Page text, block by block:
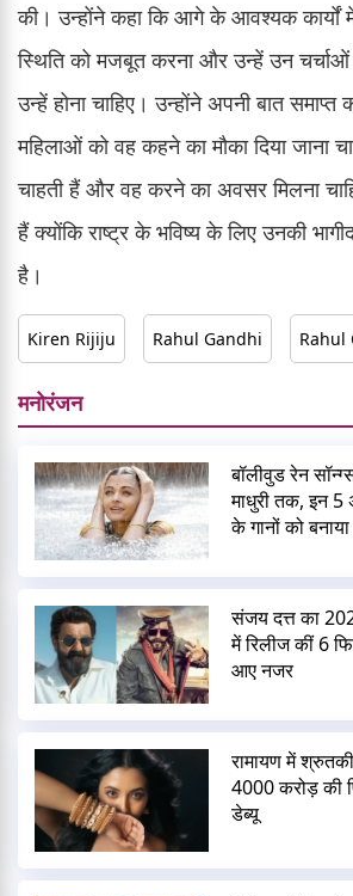
की। उन्होंने कहा कि आगे के आवश्यक कार्यों
स्थिति को मजबूत करना और उन्हें उन चर्चाओं
उन्हें होना चाहिए। उन्होंने अपनी बात
महिलाओं को वह कहने का मौका दिया जाना
चाहती हैं और वह करने का अवसर मिलना
हैं क्योंकि राष्ट्र के भविष्य के लिए उनकी
है।
Kiren Rijiju Rahul Gandhi Rahul
मनोरंजन
बॉलीवुड रेन
माधुरी तक, इन 5
के गानों को
संजय दत्त का
में रिलीज कीं 6
आए नजर
रामायण में
4000 करोड़ की
डेब्यू